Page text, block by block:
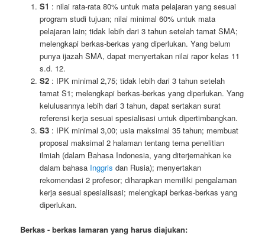
S1 : nilai rata-rata 80% untuk mata pelajaran yang sesuai
program studi tujuan; nilai minimal 60% untuk mata
pelajaran lain; tidak lebih dari 3 tahun setelah tamat SMA;
melengkapi berkas-berkas yang diperlukan. Yang belum
punya ijazah SMA, dapat menyertakan nilai rapor kelas 11
s.d. 12.
S2: IPK minimal 2,75; tidak lebih dari 3 tahun setelah
tamat S1; melengkapi berkas-berkas yang diperlukan. Yang
kelulusannya lebih dari 3 tahun, dapat sertakan surat
referensi kerja sesuai spesialisasi untuk dipertimbangkan.
S3: IPK minimal 3,00; usia maksimal 35 tahun; membuat
proposal maksimal 2 halaman tentang tema penelitian
ilmiah (dalam Bahasa Indonesia, yang diterjemahkan ke
dalam bahasa Inggris dan Rusia); menyertakan
rekomendasi 2 profesor; diharapkan memiliki pengalaman
kerja sesuai spesialisasi; melengkapi berkas-berkas yang
diperlukan.
Berkas - berkas lamaran yang harus diajukan: